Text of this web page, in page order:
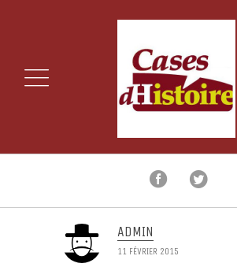
ADMIN
11 FÉVRIER 2015